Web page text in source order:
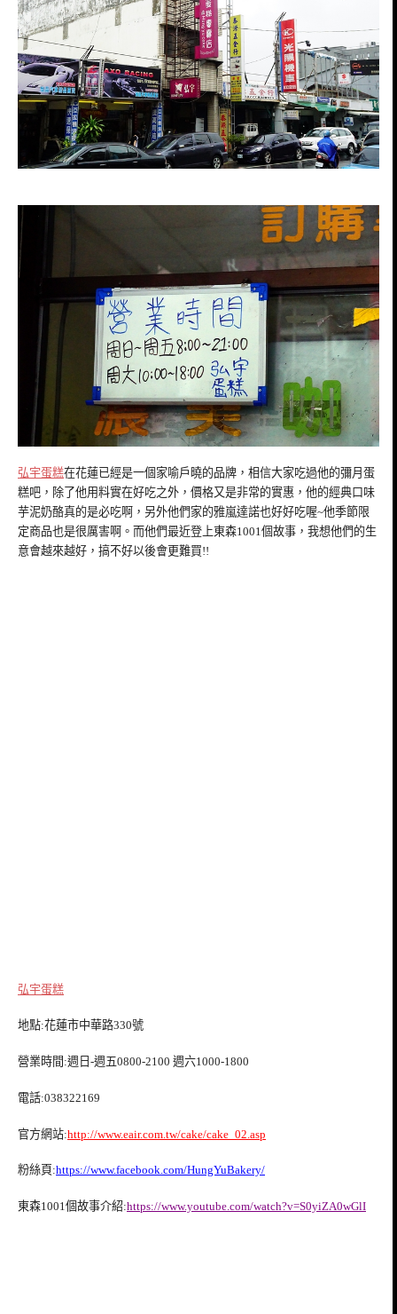
弘宇蛋糕在花蓮已經是一個家喻戶曉的品牌，相信大家吃過他的彌月蛋
糕吧，除了他用料實在好吃之外，價格又是非常的實惠，他的經典口味
芋泥奶酪真的是必吃啊，另外他們家的雅嵐達諾也好好吃喔~他季節限
定商品也是很厲害啊。而他們最近登上東森1001個故事，我想他們的生
意會越來越好，搞不好以後會更難買!!
弘宇蛋糕
地點:花蓮市中華路330號
營業時間:週日-週五0800-2100 週六1000-1800
電話:038322169
官方網站:http://www.eair.com.tw/cake/cake_02.asp
粉絲頁:https://www.facebook.com/HungYuBakery/
東森1001個故事介紹:https://www.youtube.com/watch?v=S0yiZA0wGlI